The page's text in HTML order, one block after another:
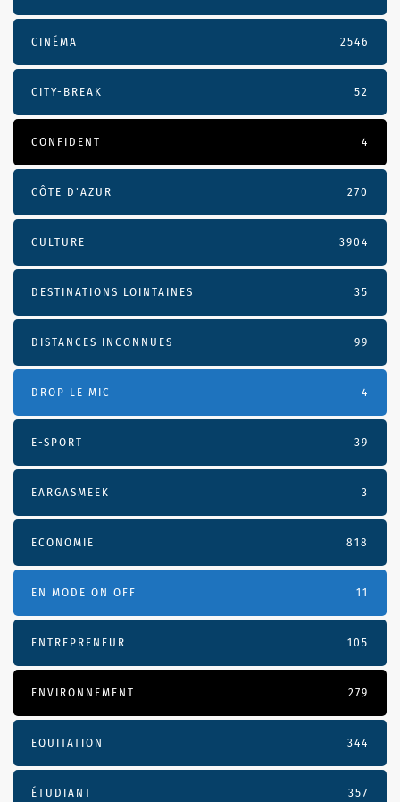
CINÉMA 2546
CITY-BREAK 52
CONFIDENT 4
CÔTE D’AZUR 270
CULTURE 3904
DESTINATIONS LOINTAINES 35
DISTANCES INCONNUES 99
DROP LE MIC 4
E-SPORT 39
EARGASMEEK 3
ECONOMIE 818
EN MODE ON OFF 11
ENTREPRENEUR 105
ENVIRONNEMENT 279
EQUITATION 344
ÉTUDIANT 357